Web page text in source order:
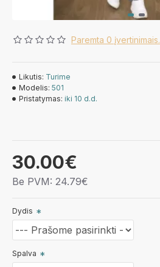
Paremta 0 įvertinimais.
30.00€
Be PVM: 24.79€
Likutis: Turime
Modelis: 501
Pristatymas: iki 10 d.d.
Dydis
Spalva